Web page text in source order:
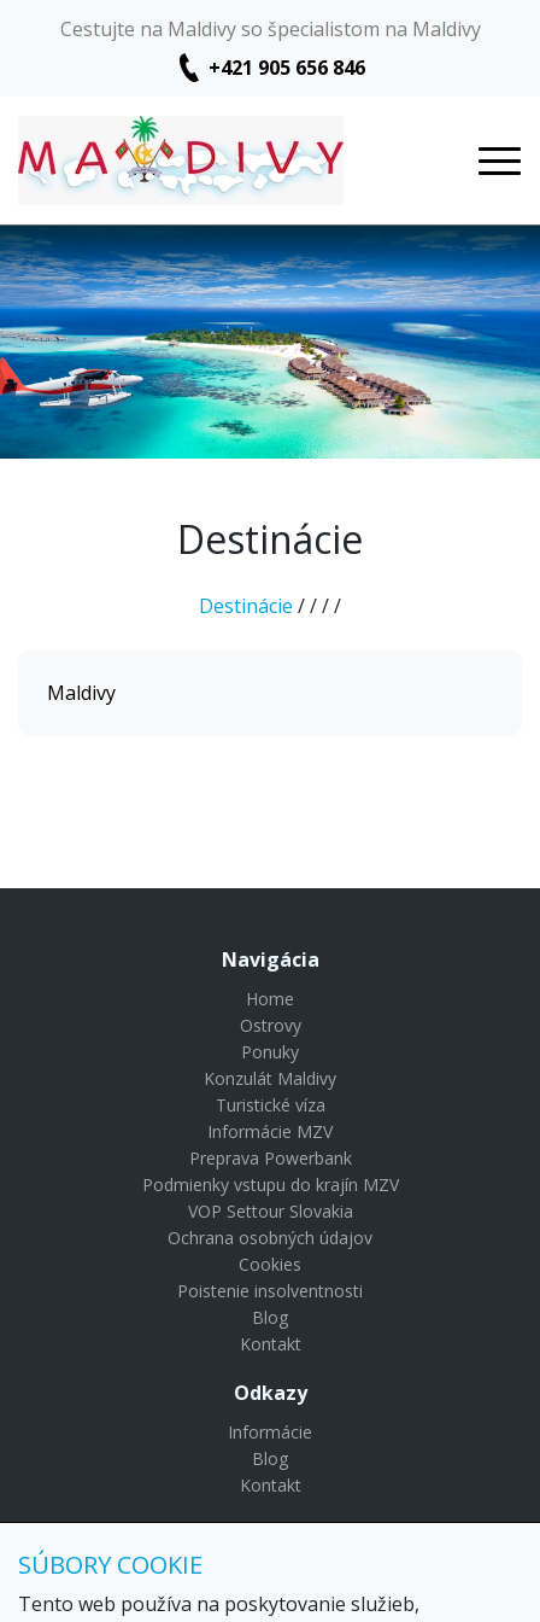
Cestujte na Maldivy so špecialistom na Maldivy
+421 905 656 846
Destinácie
Destinácie ////
Maldivy
Navigácia
Home
Ostrovy
Ponuky
Konzulát Maldivy
Turistické víza
Informácie MZV
Preprava Powerbank
Podmienky vstupu do krajín MZV
VOP Settour Slovakia
Ochrana osobných údajov
Cookies
Poistenie insolventnosti
Blog
Kontakt
Odkazy
Informácie
Blog
Kontakt
Maldivy.sk je značkou
Sídlo:Lazaretská 29, Bratislava 81109
SÚBORY COOKIE
Tento web používa na poskytovanie služieb,